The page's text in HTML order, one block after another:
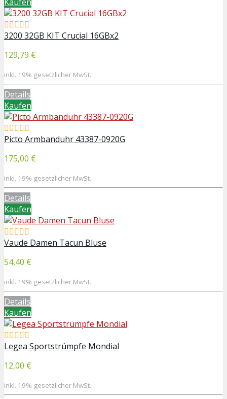
3200 32GB KIT Crucial 16GBx2
129,79 €
inkl. 19% gesetzlicher MwSt.
Details
Kaufen
Picto Armbanduhr 43387-0920G
175,00 €
inkl. 19% gesetzlicher MwSt.
Details
Kaufen
Vaude Damen Tacun Bluse
54,40 €
inkl. 19% gesetzlicher MwSt.
Details
Kaufen
Legea Sportstrümpfe Mondial
12,00 €
inkl. 19% gesetzlicher MwSt.